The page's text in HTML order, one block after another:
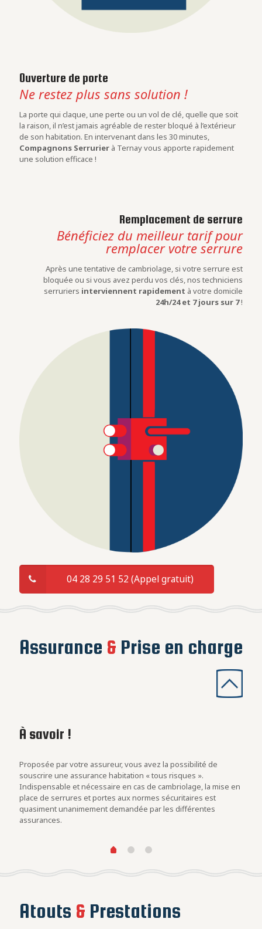
Ouverture de porte
Ne restez plus sans solution !
La porte qui claque, une perte ou un vol de clé, quelle que soit
la raison, il n’est jamais agréable de rester bloqué à l’extérieur
de son habitation. En intervenant dans les 30 minutes,
Compagnons Serrurier à Ternay vous apporte rapidement
une solution efficace !
Remplacement de serrure
Bénéficiez du meilleur tarif pour
remplacer votre serrure
Après une tentative de cambriolage, si votre serrure est
bloquée ou si vous avez perdu vos clés, nos techniciens
serruriers interviennent rapidement à votre domicile
24h/24 et 7 jours sur 7!
04 28 29 51 52 (Appel gratuit)
Assurance & Prise en charge
À savoir !
Proposée par votre assureur, vous avez la possibilité de
souscrire une assurance habitation « tous risques ».
Indispensable et nécessaire en cas de cambriolage, la mise en
place de serrures et portes aux normes sécuritaires est
quasiment unanimement demandée par les différentes
assurances.
Atouts & Prestations